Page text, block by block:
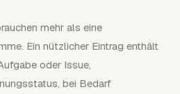
mehr als eine
Ein nützlicher Eintrag enthält
oder Issue,
bei Bedarf